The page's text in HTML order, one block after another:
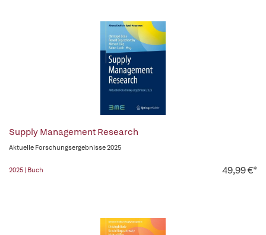
Supply Management Research
Aktuelle Forschungsergebnisse 2025
2025 | Buch 49,99 €*